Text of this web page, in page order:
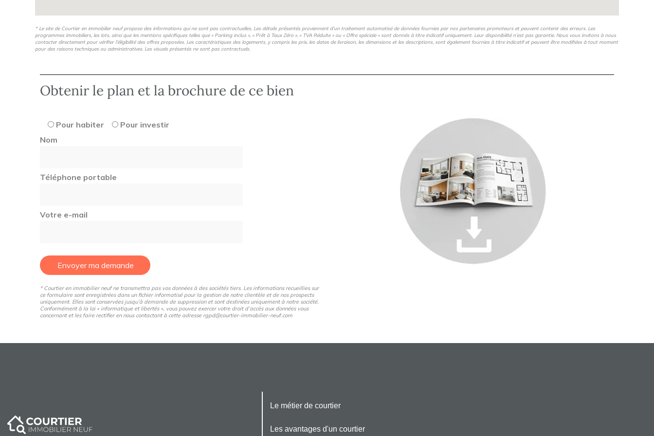
* Le site de Courtier en immobilier neuf propose des informations qui ne sont pas contractuelles. Les détails présentés proviennent d’un traitement automatisé de données fournies par nos partenaires promoteurs et peuvent contenir des erreurs. Les
programmes immobiliers, les lots, ainsi que les mentions spécifiques telles que « Parking inclus », « Prêt à Taux Zéro », « TVA Réduite » ou « Offre spéciale » sont donnés à titre indicatif uniquement. Leur disponibilité n’est pas garantie. Nous vous invitons à nous
contacter directement pour vérifier l’éligibilité des offres proposées. Les caractéristiques des logements, y compris les prix, les dates de livraison, les dimensions et les descriptions, sont également fournies à titre indicatif et peuvent être modifiées à tout moment
pour des raisons techniques ou administratives. Les visuels présentés ne sont pas contractuels.
Obtenir le plan et la brochure de ce bien
Pour habiter
Pour investir
Nom
Téléphone portable
Votre e-mail
Envoyer ma demande
* Courtier en immobilier neuf ne transmettra pas vos données à des sociétés tiers. Les informations recueillies sur
ce formulaire sont enregistrées dans un fichier informatisé pour la gestion de notre clientèle et de nos prospects
uniquement. Elles sont conservées jusqu’à demande de suppression et sont destinées uniquement à notre société.
Conformément à la loi « informatique et libertés », vous pouvez exercer votre droit d’accès aux données vous
concernant et les faire rectifier en nous contactant à cette adresse rgpd@courtier-immobilier-neuf.com
Le métier de courtier
Les avantages d'un courtier